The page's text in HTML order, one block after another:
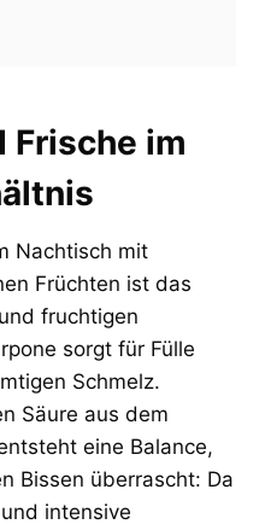
Frische im
Nachtisch mit
Früchten ist das
fruchtigen
sorgt für Fülle
Schmelz.
Säure aus dem
eine Balance,
Bissen überrascht: Da
intensive